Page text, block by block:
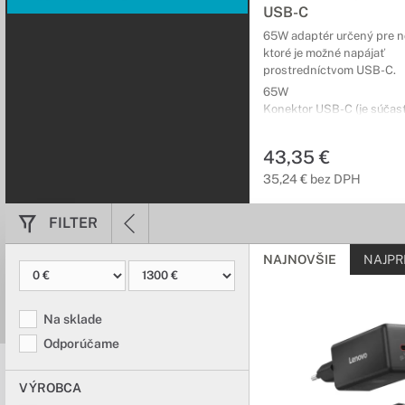
Konektivita už
Dokovacie stanice a
množstvom
Umiestnite svoj
Pri práci je dôležité,
výkon zariadenia.
Pamäte RAM
Operačná pamäť
Externé
USB-C
65W adaptér určený pre
ktoré je možné napájať
prostredníctvom USB-C.
65W
Konektor USB-C (je
43,35 €
35,24 € bez DPH
FILTER
Na sklade
Odporúčame
VÝROBCA
NAJNOVŠIE